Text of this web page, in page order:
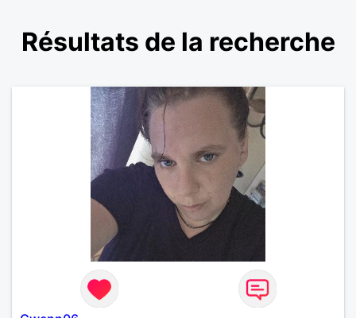
Résultats de la recherche